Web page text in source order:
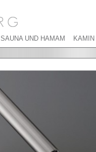
SAUNA UND HAMAM KAMIN